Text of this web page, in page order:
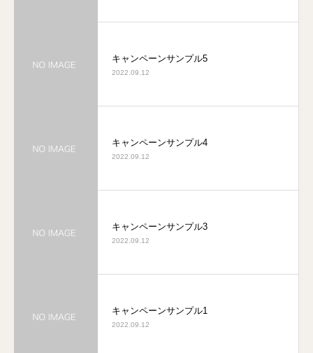
キャンペーンサンプル5
2022.09.12
キャンペーンサンプル4
2022.09.12
キャンペーンサンプル3
2022.09.12
キャンペーンサンプル1
2022.09.12